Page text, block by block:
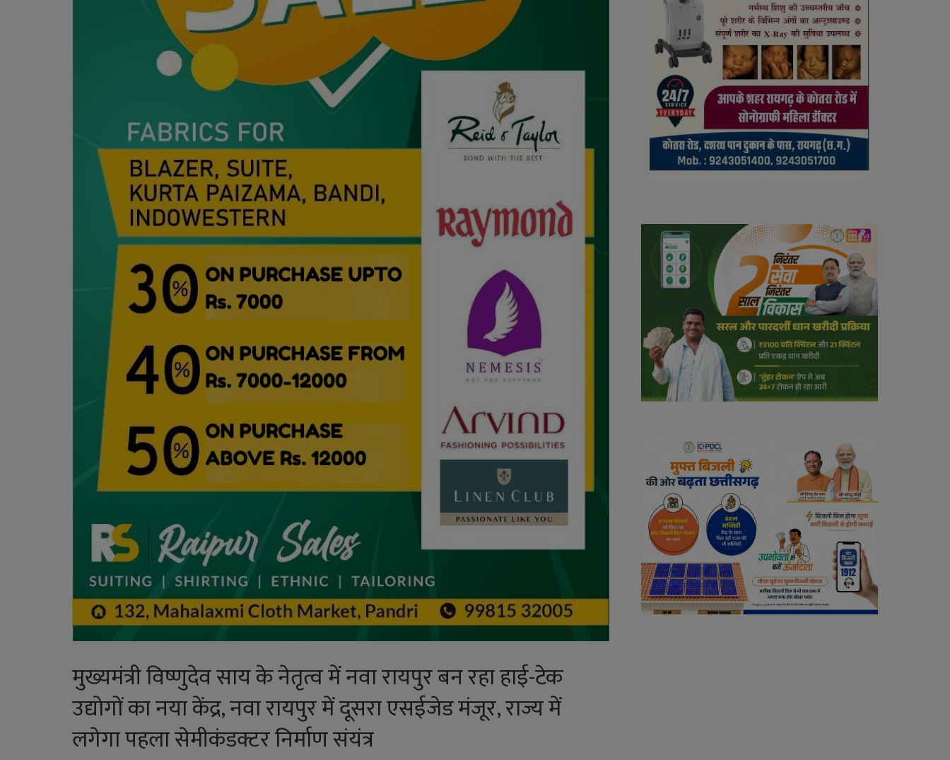
मुख्यमंत्री विष्णुदेव साय के नेतृत्व में नवा रायपुर बन रहा हाई-टेक
उद्योगों का नया केंद्र, नवा रायपुर में दूसरा एसईजेड मंजूर, राज्य में
लगेगा पहला सेमीकंडक्टर निर्माण संयंत्र